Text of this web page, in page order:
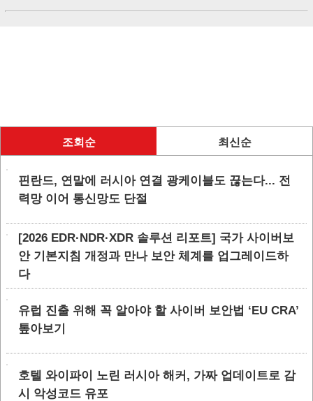
조회순 최신순
핀란드, 연말에 러시아 연결 광케이블도 끊는다... 전
력망 이어 통신망도 단절
[2026 EDR·NDR·XDR 솔루션 리포트] 국가 사이버보
안 기본지침 개정과 만나 보안 체계를 업그레이드하
다
유럽 진출 위해 꼭 알아야 할 사이버 보안법 ‘EU CRA’
톺아보기
호텔 와이파이 노린 러시아 해커, 가짜 업데이트로 감
시 악성코드 유포